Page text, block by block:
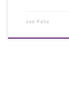
von Felix